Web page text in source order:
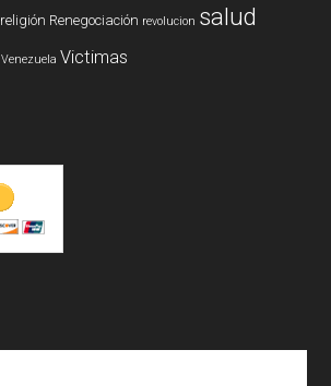
religión Renegociación revolucion salud
Venezuela Victimas